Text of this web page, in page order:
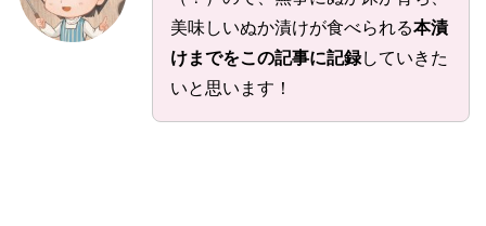
美味しいぬか漬けが食べられる本漬
けまでをこの記事に記録していきた
いと思います！